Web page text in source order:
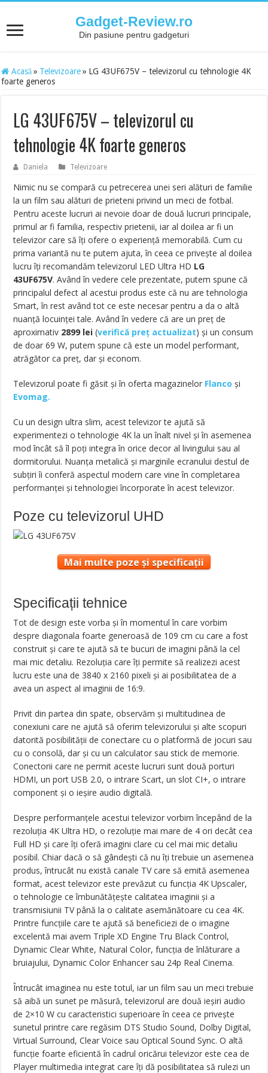
Gadget-Review.ro
Din pasiune pentru gadgeturi
Acasă » Televizoare » LG 43UF675V – televizorul cu tehnologie 4K
foarte generos
LG 43UF675V – televizorul cu
tehnologie 4K foarte generos
Daniela Televizoare
Nimic nu se compară cu petrecerea unei seri alături de familie
la un film sau alături de prieteni privind un meci de fotbal.
Pentru aceste lucruri ai nevoie doar de două lucruri principale,
primul ar fi familia, respectiv prietenii, iar al doilea ar fi un
televizor care să îţi ofere o experienţă memorabilă. Cum cu
prima variantă nu te putem ajuta, în ceea ce priveşte al doilea
lucru îţi recomandăm televizorul LED Ultra HD LG
43UF675V. Având în vedere cele prezentate, putem spune că
principalul defect al acestui produs este că nu are tehnologia
Smart, în rest având tot ce este necesar pentru a da o altă
nuanţă locuinţei tale. Având în vedere că are un preţ de
aproximativ 2899 lei (verifică preț actualizat) şi un consum
de doar 69 W, putem spune că este un model performant,
atrăgător ca preţ, dar şi econom.
Televizorul poate fi găsit și în oferta magazinelor Flanco și
Evomag.
Cu un design ultra slim, acest televizor te ajută să
experimentezi o tehnologie 4K la un înalt nivel şi în asemenea
mod încât să îl poţi integra în orice decor al livingului sau al
dormitorului. Nuanţa metalică şi marginile ecranului destul de
subţiri îi conferă aspectul modern care vine în completarea
performanţei şi tehnologiei încorporate în acest televizor.
Poze cu televizorul UHD
Mai multe poze și specificații
Specificații tehnice
Tot de design este vorba şi în momentul în care vorbim
despre diagonala foarte generoasă de 109 cm cu care a fost
construit şi care te ajută să te bucuri de imagini până la cel
mai mic detaliu. Rezoluţia care îţi permite să realizezi acest
lucru este una de 3840 x 2160 pixeli şi ai posibilitatea de a
avea un aspect al imaginii de 16:9.
Privit din partea din spate, observăm şi multitudinea de
conexiuni care ne ajută să oferim televizorului şi alte scopuri
datorită posibilităţii de conectare cu o platformă de jocuri sau
cu o consolă, dar şi cu un calculator sau stick de memorie.
Conectorii care ne permit aceste lucruri sunt două porturi
HDMI, un port USB 2.0, o intrare Scart, un slot CI+, o intrare
component şi o ieşire audio digitală.
Despre performanţele acestui televizor vorbim începând de la
rezoluţia 4K Ultra HD, o rezoluţie mai mare de 4 ori decât cea
Full HD şi care îţi oferă imagini clare cu cel mai mic detaliu
posibil. Chiar dacă o să gândeşti că nu îţi trebuie un asemenea
produs, întrucât nu există canale TV care să emită asemenea
format, acest televizor este prevăzut cu funcţia 4K Upscaler,
o tehnologie ce îmbunătăţeşte calitatea imaginii şi a
transmisiunii TV până la o calitate asemănătoare cu cea 4K.
Printre funcţiile care te ajută să beneficiezi de o imagine
excelentă mai avem Triple XD Engine Tru Black Control,
Dynamic Clear White, Natural Color, funcţia de înlăturare a
bruiajului, Dynamic Color Enhancer sau 24p Real Cinema.
Întrucât imaginea nu este totul, iar un film sau un meci trebuie
să aibă un sunet pe măsură, televizorul are două ieşiri audio
de 2×10 W cu caracteristici superioare în ceea ce priveşte
sunetul printre care regăsim DTS Studio Sound, Dolby Digital,
Virtual Surround, Clear Voice sau Optical Sound Sync. O altă
funcţie foarte eficientă în cadrul oricărui televizor este cea de
Player multimedia integrat care îţi dă posibilitatea să rulezi un